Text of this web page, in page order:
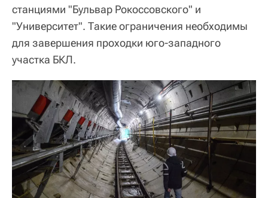
станциями "Бульвар Рокоссовского" и
"Университет". Такие ограничения необходимы
для завершения проходки юго-западного
участка БКЛ.